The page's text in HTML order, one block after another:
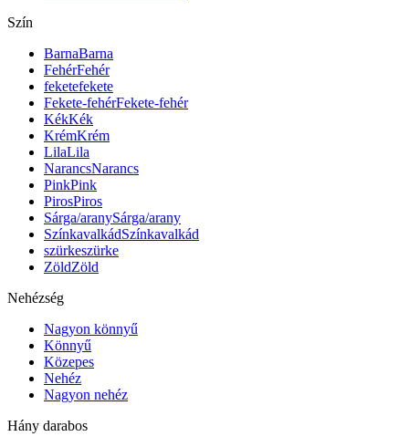
Szín
BarnaBarna
FehérFehér
feketefekete
Fekete-fehérFekete-fehér
KékKék
KrémKrém
LilaLila
NarancsNarancs
PinkPink
PirosPiros
Sárga/aranySárga/arany
SzínkavalkádSzínkavalkád
szürkeszürke
ZöldZöld
Nehézség
Nagyon könnyű
Könnyű
Közepes
Nehéz
Nagyon nehéz
Hány darabos